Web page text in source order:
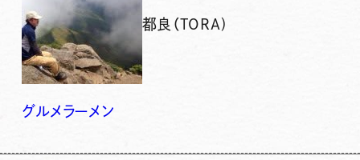
都良（TORA)
グルメ ラーメン